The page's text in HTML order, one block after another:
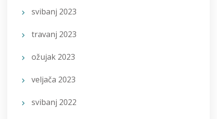
svibanj 2023
travanj 2023
ožujak 2023
veljača 2023
svibanj 2022